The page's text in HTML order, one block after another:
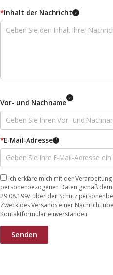
*Inhalt der Nachricht i
Vor- und Nachname i
*E-Mail-Adresse i
Ich erkläre mich mit der
personenbezogenen Daten gemäß dem
29.08.1997 über den Schutz
Zweck des Versands einer Nachricht
Kontaktformular einverstanden.